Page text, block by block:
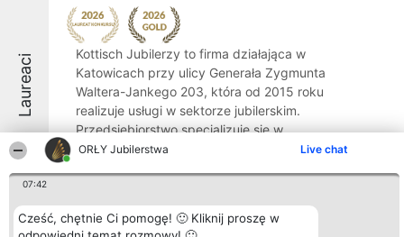
ORŁY Jubilerstwa Live chat
07:42
Cześć, chętnie Ci pomogę! 🙂 Kliknij proszę w
Laureaci
Kottisch Jubilerzy to firma działająca w
Katowicach przy ulicy Generała Zygmunta
Waltera-Jankego 203, która od 2015 roku
realizuje usługi w sektorze jubilerskim.
Przedsiębiorstwo specjalizuje się w
projektowaniu oraz sprzedaży biżuterii
9.7